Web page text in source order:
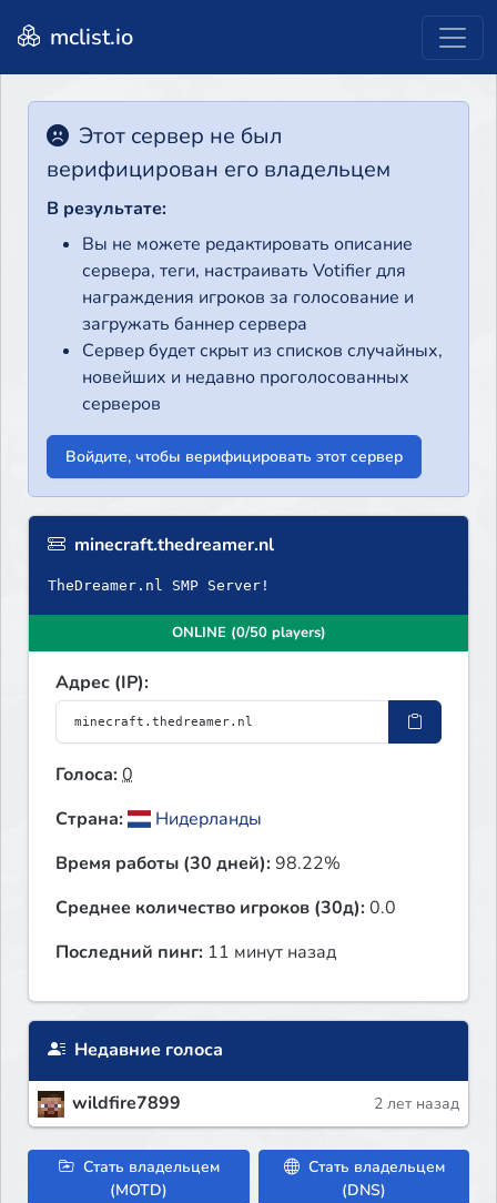
mclist.io
Этот сервер не был
верифицирован его владельцем
В результате:
Вы не можете редактировать описание
сервера, теги, настраивать Votifier для
награждения игроков за голосование и
загружать баннер сервера
Сервер будет скрыт из списков случайных,
новейших и недавно проголосованных
серверов
Войдите, чтобы верифицировать этот сервер
minecraft.thedreamer.nl
TheDreamer.nl SMP Server!
ONLINE (0/50 players)
Адрес (IP):
Голоса:0
Страна:
Нидерланды
Время работы (30 дней):98.22%
Среднее количество игроков (30д):0.0
Последний пинг: 11 минут назад
Недавние голоса
wildfire7899 2 лет назад
Стать владельцем
(MOTD)
Стать владельцем
(DNS)